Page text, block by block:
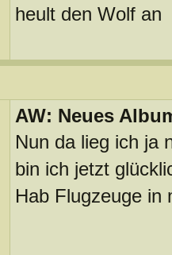
heult den Wolf an
AW: Neues
Nun da lieg ich ja
bin ich jetzt
Hab Flugzeuge in